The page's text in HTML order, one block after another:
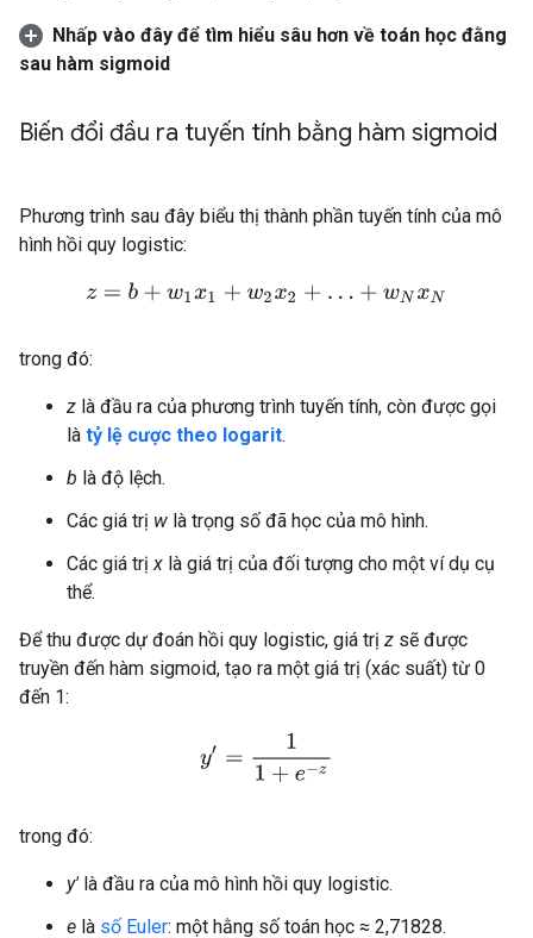
Nhấp vào đây để tìm hiểu sâu hơn về toán học đằng
sau hàm sigmoid
Biến đổi đầu ra tuyến tính bằng hàm sigmoid
Phương trình sau đây biểu thị thành phần tuyến tính của mô
hình hồi quy logistic:
z =b+w1 x1 +w2x2 +…+w N xN
trong đó:
z là đầu ra của phương trình tuyến tính, còn được gọi
là tỷ lệ cược theo logarit.
b là độ lệch.
Các giá trị w là trọng số đã học của mô hình.
Các giá trị x là giá trị của đối tượng cho một ví dụ cụ
thể.
Để thu được dự đoán hồi quy logistic, giá trị z sẽ được
truyền đến hàm sigmoid, tạo ra một giá trị (xác suất) từ 0
đến 1:
e−
trong đó:
y' là đầu ra của mô hình hồi quy logistic.
e là số Euler: một hằng số toán học ≈ 2,71828.